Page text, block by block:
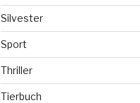
Silvester
Sport
Thriller
Tierbuch